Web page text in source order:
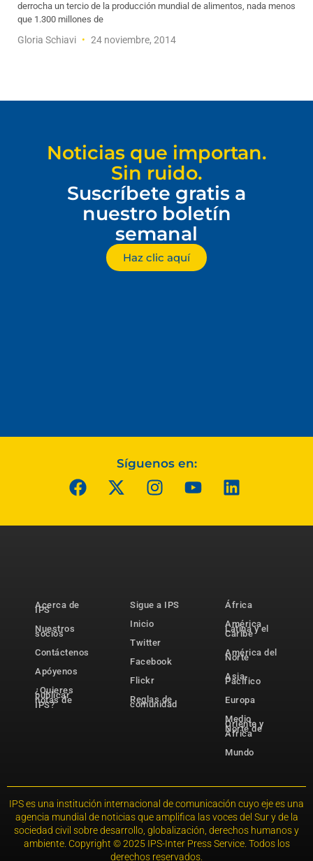
derrocha un tercio de la producción mundial de alimentos, nada menos
que 1.300 millones de
Gloria Schiavi 24 noviembre, 2014
Noticias que importan.
Sin ruido.
Suscríbete gratis a
nuestro boletín
semanal
Haz clic aquí
Síguenos en:
Acerca de
IPS
Nuestros
socios
Contáctenos
Apóyenos
¿Quieres
publicar
notas de
IPS?
Sigue a IPS
Inicio
Twitter
Facebook
Flickr
Reglas de
comunidad
África
América
Latina y el
Caribe
América del
Norte
Asia-
Pacífico
Europa
Medio
Oriente y
Norte de
África
Mundo
IPS es una institución internacional de comunicación cuyo eje es una
agencia mundial de noticias que amplifica las voces del Sur y de la
sociedad civil sobre desarrollo, globalización, derechos humanos y
ambiente. Copyright © 2025 IPS-Inter Press Service. Todos los
derechos reservados.